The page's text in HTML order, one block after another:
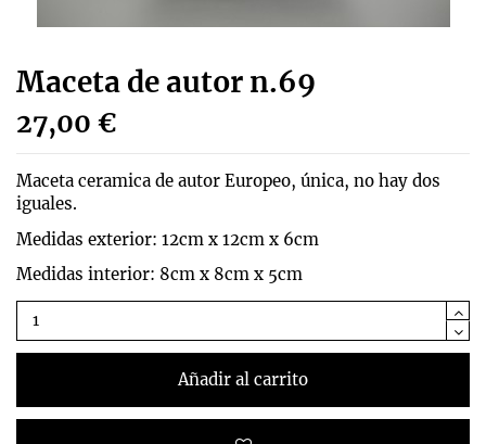
Maceta de autor n.69
27,00 €
Maceta ceramica de autor Europeo, única, no hay dos
iguales.
Medidas exterior: 12cm x 12cm x 6cm
Medidas interior: 8cm x 8cm x 5cm
Añadir al carrito